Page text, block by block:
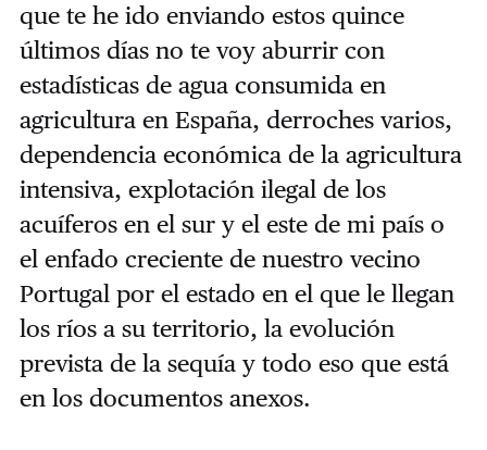
que te he ido enviando estos quince
últimos días no te voy aburrir con
estadísticas de agua consumida en
agricultura en España, derroches varios,
dependencia económica de la agricultura
intensiva, explotación ilegal de los
acuíferos en el sur y el este de mi país o
el enfado creciente de nuestro vecino
Portugal por el estado en el que le llegan
los ríos a su territorio, la evolución
prevista de la sequía y todo eso que está
en los documentos anexos.